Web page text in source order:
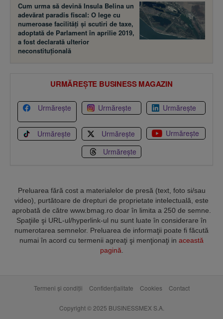
Cum urma să devină Insula Belina un
adevărat paradis fiscal: O lege cu
numeroase facilităţi şi scutiri de taxe,
adoptată de Parlament în aprilie 2019,
a fost declarată ulterior
neconstituţională
URMĂREȘTE BUSINESS MAGAZIN
Urmărește Urmărește Urmărește
Urmărește Urmărește
Urmărește
Urmărește
Preluarea fără cost a materialelor de presă (text, foto si/sau
video), purtătoare de drepturi de proprietate intelectuală, este
aprobată de către www.bmag.ro doar în limita a 250 de semne.
Spaţiile şi URL-ul/hyperlink-ul nu sunt luate în considerare în
numerotarea semnelor. Preluarea de informaţii poate fi făcută
numai în acord cu termenii agreaţi şi menţionaţi in această
pagină
Termeni și condiții Confidențialitate Cookies Contact
Copyright © 2025 BUSINESSMEX S.A.